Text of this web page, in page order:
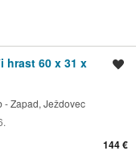
hrast 60 x 31 x
- Zapad, Ježdovec
144 €